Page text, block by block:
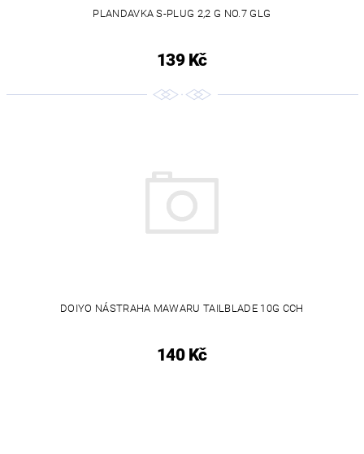
PLANDAVKA S-PLUG 2,2 G NO.7 GLG
139 Kč
DOIYO NÁSTRAHA MAWARU TAILBLADE 10G CCH
140 Kč